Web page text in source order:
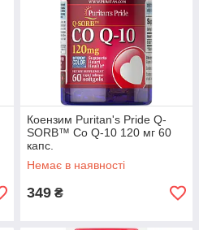
Коензим Puritan's Pride Q-
SORB™ Co Q-10 120 мг 60
капс.
Немає в наявності
349 ₴